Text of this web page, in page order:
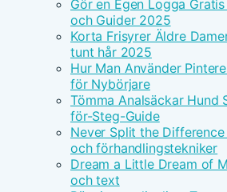
Gör en Egen Logga
och Guider 2025
Korta Frisyrer Äldre
tunt hår 2025
Hur Man Använder
för Nybörjare
Tömma Analsäckar Hund
för-Steg-Guide
Never Split the
och förhandlingstekniker
Dream a Little Dream of
och text